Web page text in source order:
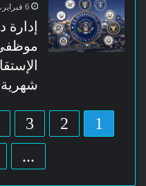
6 فبراير، 2025
1
2
3
...